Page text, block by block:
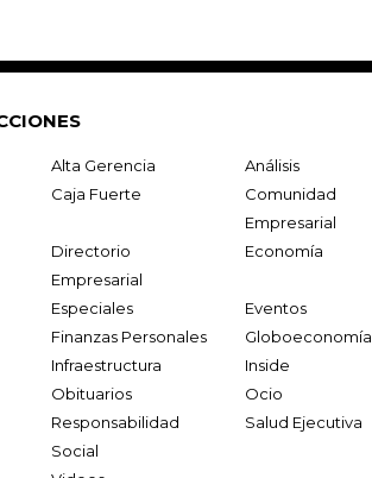
Alta Gerencia
Análisis
Caja Fuerte
Comunidad
Empresarial
Directorio
Empresarial
Economía
Especiales
Eventos
Finanzas Personales
Globoeconomía
Infraestructura
Inside
Obituarios
Ocio
Responsabilidad
Social
Salud Ejecutiva